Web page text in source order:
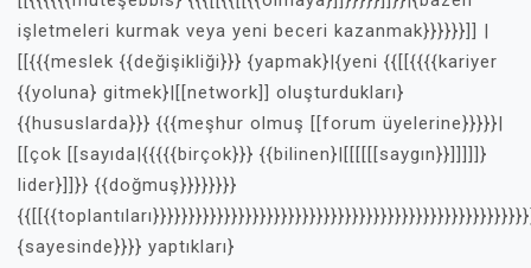
işletmeleri kurmak veya yeni beceri kazanmak}}}}}}]] |
[[{{{meslek {{değişikliği}}} {yapmak}|{yeni {{[[{{{{kariyer
{{yoluna} gitmek}|[[network]] oluşturdukları}
{{hususlarda}}} {{{meşhur olmuş [[forum üyelerine}}}}}|
[[çok [[sayıda|{{{{{birçok}}} {{bilinen}|[[[[[[saygın}}]]]]]}
lider}]]}} {{doğmuş}}}}}}}}
{sayesinde}}}} yaptıkları}